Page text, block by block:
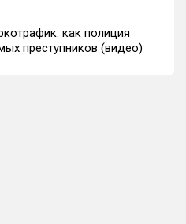
как полиция
преступников (видео)